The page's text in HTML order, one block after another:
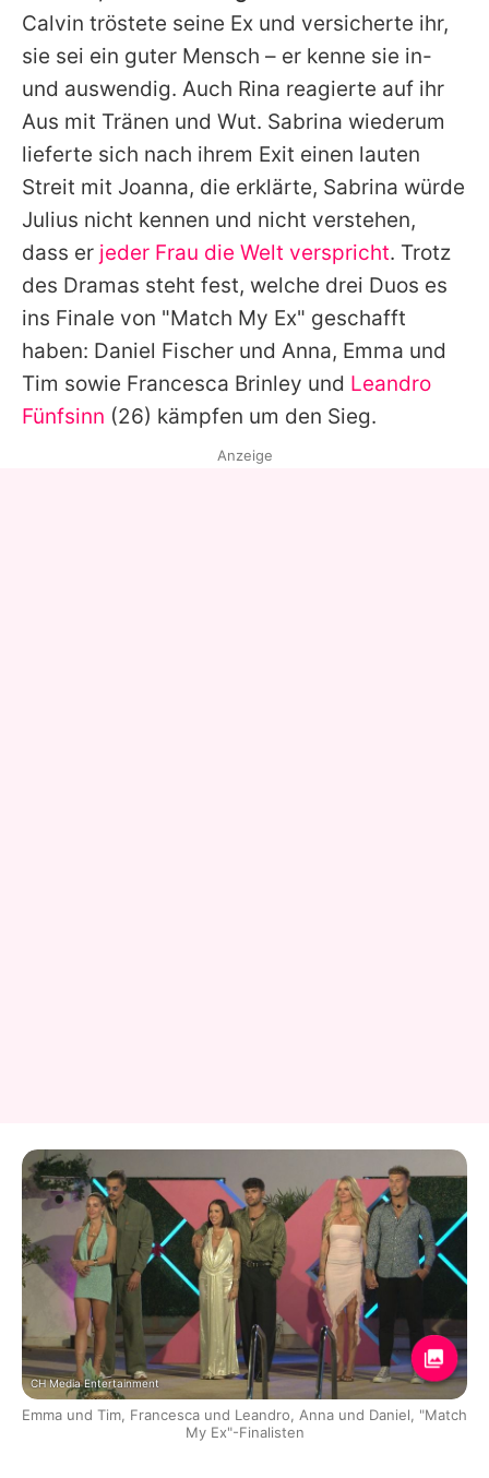
Calvin tröstete seine Ex und versicherte ihr,
sie sei ein guter Mensch – er kenne sie in-
und auswendig. Auch Rina reagierte auf ihr
Aus mit Tränen und Wut. Sabrina wiederum
lieferte sich nach ihrem Exit einen lauten
Streit mit Joanna, die erklärte, Sabrina würde
Julius nicht kennen und nicht verstehen,
dass er jeder Frau die Welt verspricht. Trotz
des Dramas steht fest, welche drei Duos es
ins Finale von "Match My Ex" geschafft
haben: Daniel Fischer und Anna, Emma und
Tim sowie Francesca Brinley und Leandro
Fünfsinn (26) kämpfen um den Sieg.
Anzeige
CH Media Entertainment
Emma und Tim, Francesca und Leandro, Anna und Daniel, "Match
My Ex"-Finalisten